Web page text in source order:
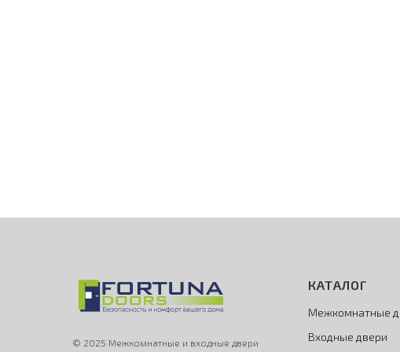
© 2025 Межкомнатные и входные двери
КАТАЛОГ
Межкомнатные
Входные двери